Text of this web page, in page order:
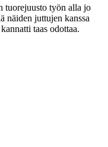
tuorejuusto työn alla jo
näiden juttujen kanssa
taas odottaa.